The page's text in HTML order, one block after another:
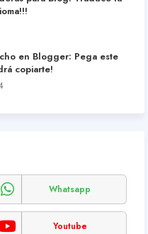
en Blogger: Pega este
copiarte!
Whatsapp
Youtube